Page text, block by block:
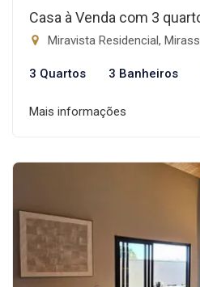
Casa à Venda com 3
Miravista Residencial,
3 Quartos 3 Banheiros
Mais informações